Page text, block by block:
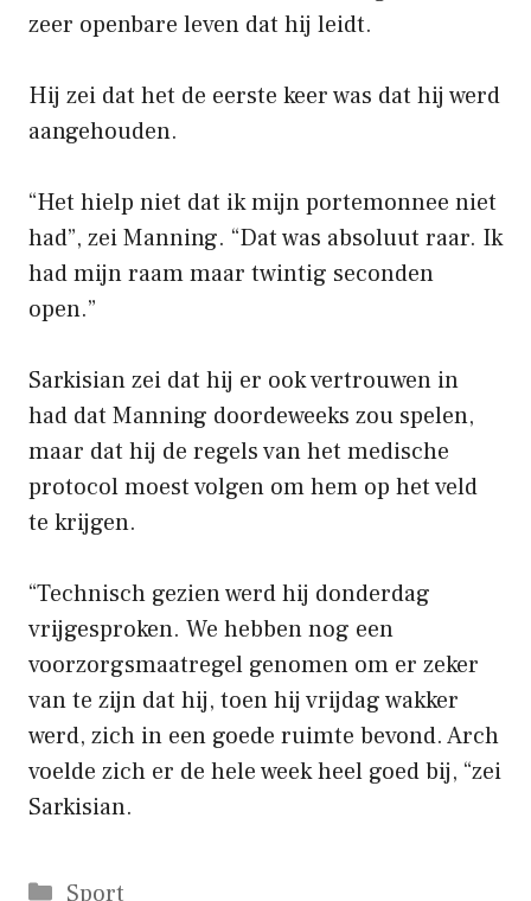
zeer openbare leven dat hij leidt.
Hij zei dat het de eerste keer was dat hij werd
aangehouden.
“Het hielp niet dat ik mijn portemonnee niet
had”, zei Manning. “Dat was absoluut raar. Ik
had mijn raam maar twintig seconden
open.”
Sarkisian zei dat hij er ook vertrouwen in
had dat Manning doordeweeks zou spelen,
maar dat hij de regels van het medische
protocol moest volgen om hem op het veld
te krijgen.
“Technisch gezien werd hij donderdag
vrijgesproken. We hebben nog een
voorzorgsmaatregel genomen om er zeker
van te zijn dat hij, toen hij vrijdag wakker
werd, zich in een goede ruimte bevond. Arch
voelde zich er de hele week heel goed bij, “zei
Sarkisian.
Categorieën
Sport